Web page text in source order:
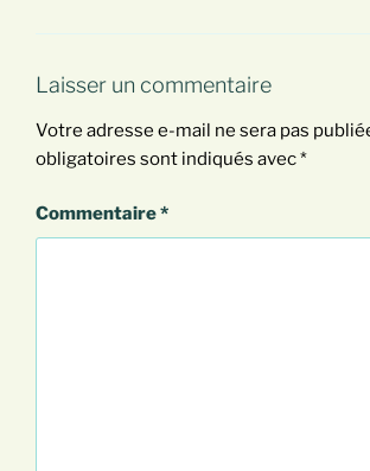
Laisser un commentaire
Votre adresse e-mail ne sera pas
obligatoires sont indiqués avec*
Commentaire*